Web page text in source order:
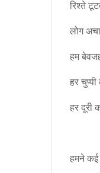
रिश्ते
लोग
हम
हर
हर दूरी
हमने कई